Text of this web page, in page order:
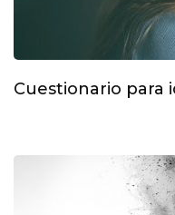
Cuestionario para